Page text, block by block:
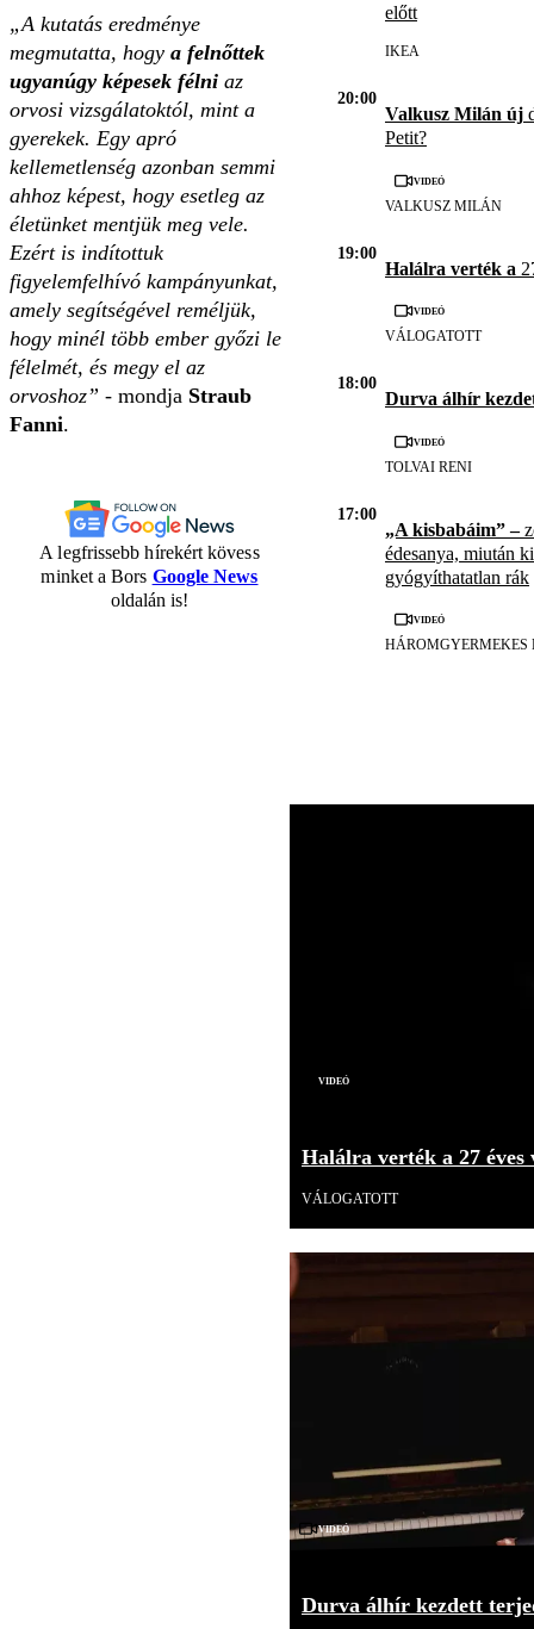
„A kutatás eredménye
megmutatta, hogy a felnőttek
ugyanúgy képesek félni az
orvosi vizsgálatoktól, mint a
gyerekek. Egy apró
kellemetlenség azonban semmi
ahhoz képest, hogy esetleg az
életünket mentjük meg vele.
Ezért is indítottuk
figyelemfelhívó kampányunkat,
amely segítségével reméljük,
hogy minél több ember győzi le
félelmét, és megy el az
orvoshoz” - mondja Straub
Fanni.
A legfrissebb hírekért kövess
minket a Bors Google News
oldalán is!
előtt
IKEA
20:00
Valkusz Milán új
Petit?
Videó
VALKUSZ MILÁN
19:00
Halálra verték a
Videó
VÁLOGATOTT
18:00
Durva álhír
Videó
TOLVAI RENI
17:00
„A kisbabáim” –
édesanya, miután
gyógyíthatatlan rák
Videó
HÁROMGYERMEKES
Videó
Halálra verték a 27
VÁLOGATOTT
Videó
Durva álhír kezdett